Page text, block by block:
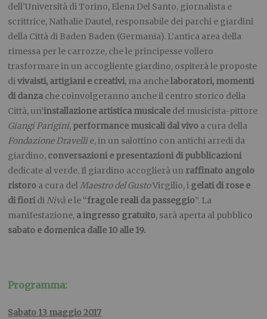
dell’Università di Torino, Elena Del Santo, giornalista e
scrittrice, Nathalie Dautel, responsabile dei parchi e giardini
della Città di Baden Baden (Germania). L’antica area della
rimessa per le carrozze, che le principesse vollero
trasformare in un accogliente giardino, ospiterà le proposte
divivaisti, artigiani e creativi, ma anchelaboratori, momenti
di danza che coinvolgeranno anche il centro storico della
Città, un’installazione artistica musicale del musicista-pittore
Giangi Parigini, performance musicali dal vivo a cura della
Fondazione Dravellie, in un salottino con antichi arredi da
giardino, conversazioni e presentazioni di pubblicazioni
dedicate al verde. Il giardino accoglierà un raffinato angolo
ristoro a cura delMaestro del GustoVirgilio, i gelati di rose e
di fioridi Nivà e le “fragole reali da passeggio”. La
manifestazione, a ingresso gratuito, sarà aperta al pubblico
sabato e domenica dalle 10 alle 19.
Programma:
Sabato 13 maggio 2017